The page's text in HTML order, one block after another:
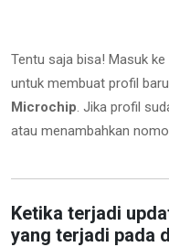
Tentu saja bisa! Masuk ke
untuk membuat profil
Microchip. Jika profil
atau menambahkan
Ketika terjadi
yang terjadi pada